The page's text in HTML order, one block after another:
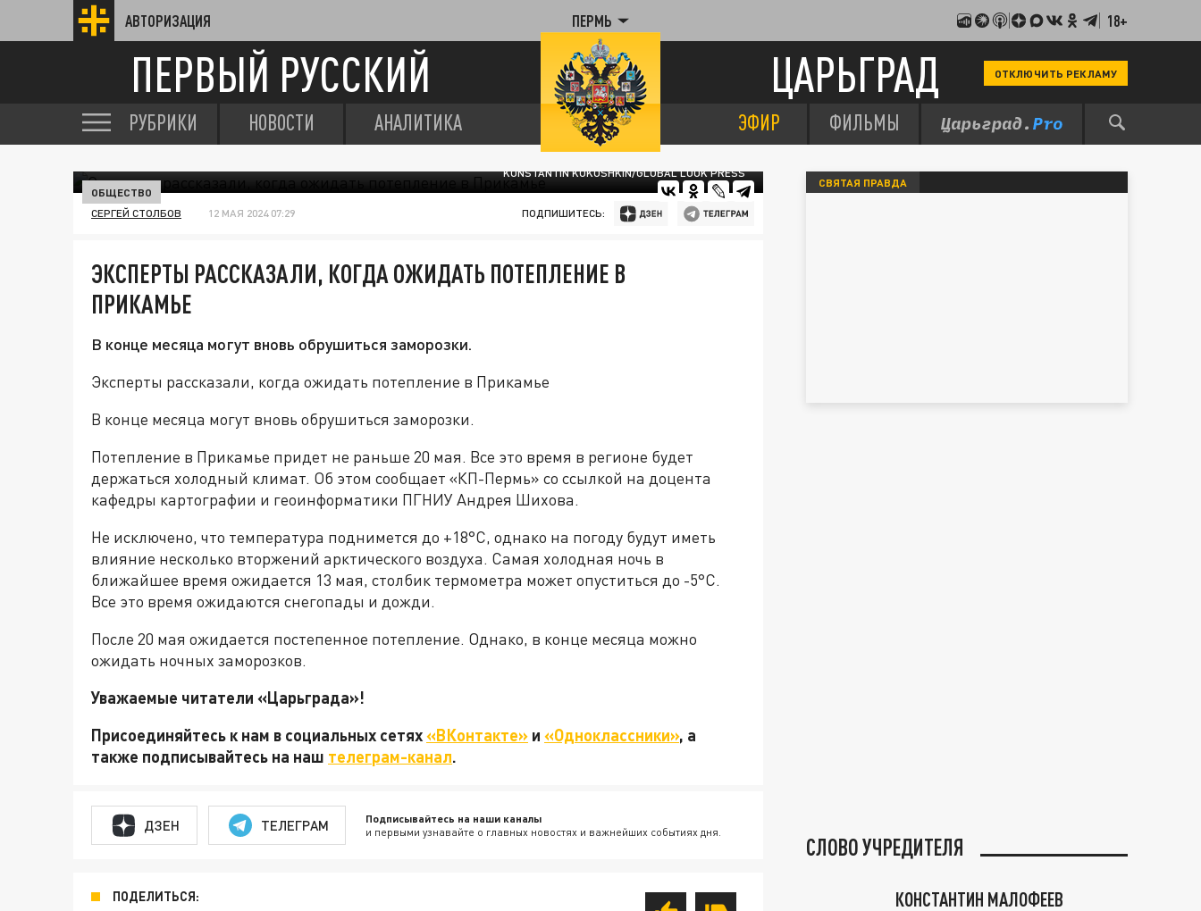
АВТОРИЗАЦИЯ ПЕРМЬ 18+
ПЕРВЫЙ РУССКИЙ ЦАРЬГРАД ОТКЛЮЧИТЬ РЕКЛАМУ
РУБРИКИ НОВОСТИ АНАЛИТИКА ЭФИР ФИЛЬМЫ
KONSTANTIN KOKOSHKIN/GLOBAL LOOK PRESS
ОБЩЕСТВО
СЕРГЕЙ СТОЛБОВ 12 МАЯ 2024 07:29 ПОДПИШИТЕСЬ:
ЭКСПЕРТЫ РАССКАЗАЛИ, КОГДА ОЖИДАТЬ ПОТЕПЛЕНИЕ В
ПРИКАМЬЕ
В конце месяца могут вновь обрушиться заморозки.
Эксперты рассказали, когда ожидать потепление в Прикамье
В конце месяца могут вновь обрушиться заморозки.
Потепление в Прикамье придет не раньше 20 мая. Все это время в регионе будет
держаться холодный климат. Об этом сообщает «КП-Пермь» со ссылкой на доцента
кафедры картографии и геоинформатики ПГНИУ Андрея Шихова.
Не исключено, что температура поднимется до +18°С, однако на погоду будут иметь
влияние несколько вторжений арктического воздуха. Самая холодная ночь в
ближайшее время ожидается 13 мая, столбик термометра может опуститься до -5°С.
Все это время ожидаются снегопады и дожди.
После 20 мая ожидается постепенное потепление. Однако, в конце месяца можно
ожидать ночных заморозков.
Уважаемые читатели «Царьграда»!
Присоединяйтесь к нам в социальных сетях«ВКонтакте» и «Одноклассники», а
также подписывайтесь на наш телеграм-канал.
ДЗЕН ТЕЛЕГРАМ Подписывайтесь на наши каналы
и первыми узнавайте о главных новостях и важнейших событиях дня.
ПОДЕЛИТЬСЯ:
СВЯТАЯ ПРАВДА
СЛОВО УЧРЕДИТЕЛЯ
КОНСТАНТИН МАЛОФЕЕВ